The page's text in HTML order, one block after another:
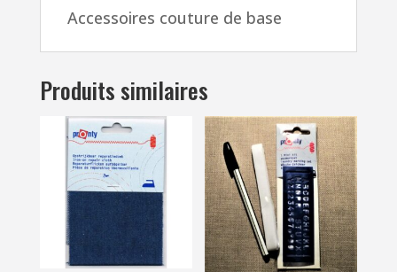
Accessoires couture de base
Produits similaires